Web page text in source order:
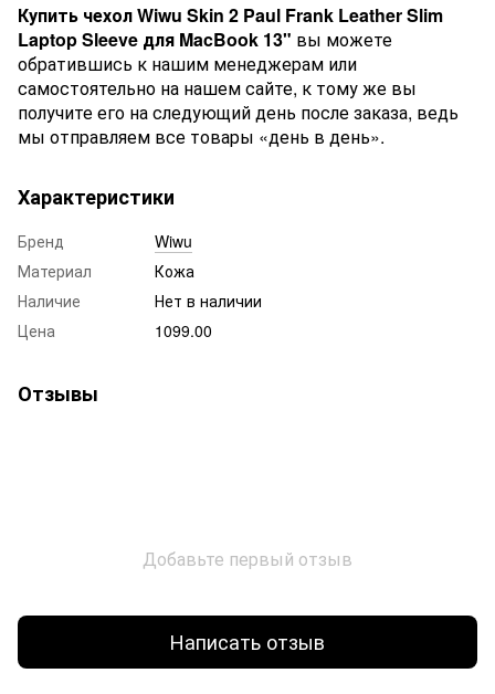
Купить чехол Wiwu Skin 2 Paul Frank Leather Slim
Laptop Sleeve для MacBook 13" вы можете
обратившись к нашим менеджерам или
самостоятельно на нашем сайте, к тому же вы
получите его на следующий день после заказа, ведь
мы отправляем все товары «день в день».
Характеристики
Бренд
Wiwu
Материал
Кожа
Наличие
Нет в наличии
Цена
1099.00
Отзывы
Добавьте первый отзыв
Написать отзыв